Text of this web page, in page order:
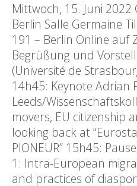
Mittwoch, 15. Juni
Berlin Salle Germaine
191 – Berlin Online auf
Begrüßung und
(Université de
14h45: Keynote Adrian
Leeds/
movers, EU citizenship
looking back at
PIONEUR” 15h45:
1: Intra-European
and practices of